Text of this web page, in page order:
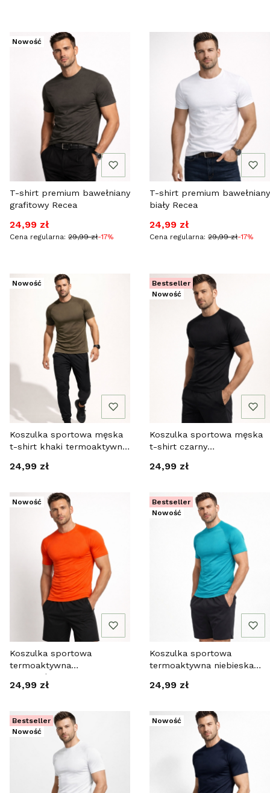
Nowość
T-shirt premium bawełniany
grafitowy Recea
Cena promocyjna
24,99 zł
Cena regularna: 29,99 zł-17%
T-shirt premium bawełniany
biały Recea
Cena promocyjna
24,99 zł
Cena regularna: 29,99 zł-17%
Nowość
Koszulka sportowa męska
t-shirt khaki termoaktywny
Cena
24,99 zł
Bestseller
Nowość
Koszulka sportowa męska
t-shirt czarny
Cena
24,99 zł
Nowość
Koszulka sportowa
termoaktywna
pomarańczowa Recea
Cena
24,99 zł
Bestseller
Nowość
Koszulka sportowa
termoaktywna niebieska
Cena
24,99 zł
Bestseller
Nowość
Nowość